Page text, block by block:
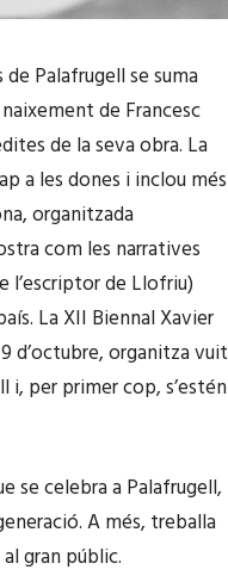
Palafrugell se suma
de Francesc
de la seva obra. La
a les dones i inclou més
organitzada
com les narratives
l’escriptor de Llofriu)
La XII Biennal Xavier
d’octubre, organitza vuit
per primer cop, s’estén
se celebra a Palafrugell,
A més, treballa
gran públic.